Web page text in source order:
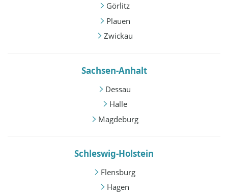
Görlitz
Plauen
Zwickau
Sachsen-Anhalt
Dessau
Halle
Magdeburg
Schleswig-Holstein
Flensburg
Hagen